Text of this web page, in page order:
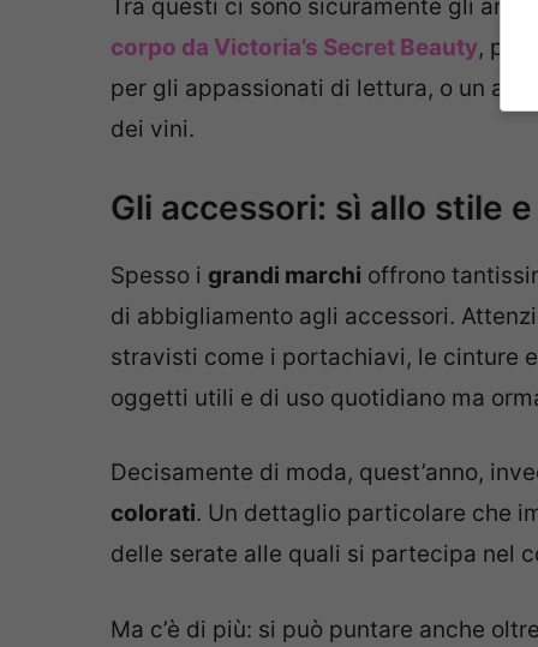
Tra questi ci sono sicuramente gli
corpo da Victoria’s Secret Beauty, per
per gli appassionati di lettura, o un
dei vini.
Gli accessori: sì allo stile
Spesso i grandi marchi offrono
di abbigliamento agli accessori.
stravisti come i portachiavi, le cinture
oggetti utili e di uso quotidiano ma
Decisamente di moda, quest’anno,
colorati. Un dettaglio particolare che
delle serate alle quali si partecipa nel
Ma c’è di più: si può puntare anche